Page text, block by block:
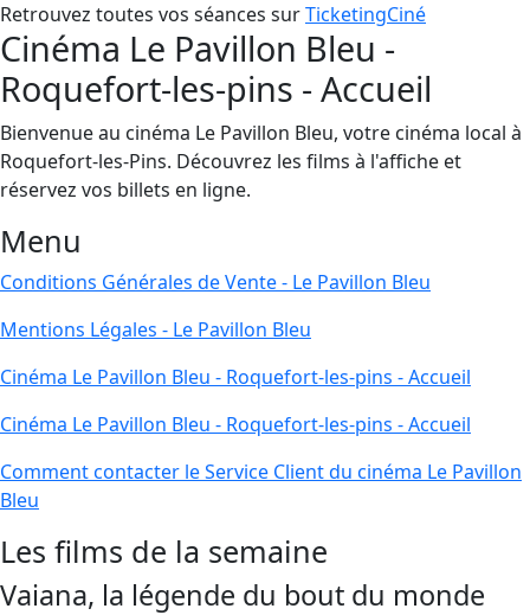
Retrouvez toutes vos séances surTicketingCiné
Cinéma Le Pavillon Bleu -
Roquefort-les-pins - Accueil
Bienvenue au cinéma Le Pavillon Bleu, votre cinéma local à
Roquefort-les-Pins. Découvrez les films à l'affiche et
réservez vos billets en ligne.
Menu
Conditions Générales de Vente - Le Pavillon Bleu
Mentions Légales - Le Pavillon Bleu
Cinéma Le Pavillon Bleu - Roquefort-les-pins - Accueil
Cinéma Le Pavillon Bleu - Roquefort-les-pins - Accueil
Comment contacter le Service Client du cinéma Le Pavillon
Bleu
Les films de la semaine
Vaiana, la légende du bout du monde